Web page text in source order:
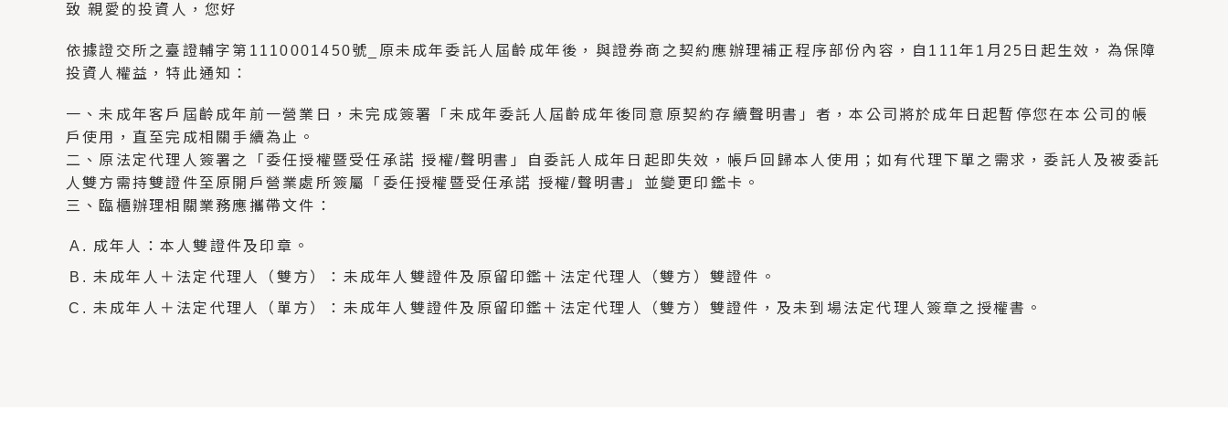
致 親愛的投資人，您好
依據證交所之臺證輔字第1110001450號_原未成年委託人屆齡成年後，與證券商之契約應辦理補正程序部份內容，自111年1月25日起生效，為保障
投資人權益，特此通知：
一、未成年客戶屆齡成年前一營業日，未完成簽署「未成年委託人屆齡成年後同意原契約存續聲明書」者，本公司將於成年日起暫停您在本公司的帳
戶使用，直至完成相關手續為止。
二、原法定代理人簽署之「委任授權暨受任承諾 授權/聲明書」自委託人成年日起即失效，帳戶回歸本人使用；如有代理下單之需求，委託人及被委託
人雙方需持雙證件至原開戶營業處所簽屬「委任授權暨受任承諾 授權/聲明書」並變更印鑑卡。
三、臨櫃辦理相關業務應攜帶文件：
成年人：本人雙證件及印章。
未成年人＋法定代理人（雙方）：未成年人雙證件及原留印鑑＋法定代理人（雙方）雙證件。
未成年人＋法定代理人（單方）：未成年人雙證件及原留印鑑＋法定代理人（雙方）雙證件，及未到場法定代理人簽章之授權書。